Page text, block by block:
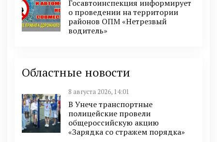
Госавтоинспекция информирует
о проведении на территории
районов ОПМ «Нетрезвый
водитель»
Областные новости
8 августа 2026, 14:01
В Унече транспортные
полицейские провели
общероссийскую акцию
«Зарядка со стражем порядка»